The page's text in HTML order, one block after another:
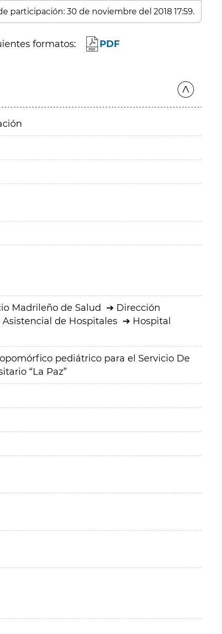
participación: 30 de noviembre del 2018 17:59.
formatos: PDF
Madrileño de Salud
Dirección
Asistencial de Hospitales
Hospital
pediátrico para el Servicio De
“La Paz”